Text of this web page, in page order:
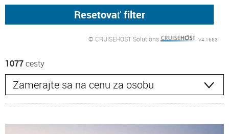
© CRUISEHOST Solutions V4.1663
1077cesty